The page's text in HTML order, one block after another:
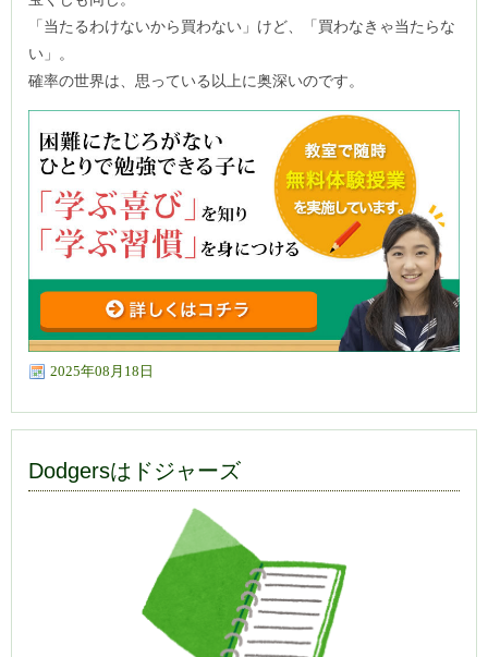
「当たるわけないから買わない」けど、「買わなきゃ当たらな
い」。
確率の世界は、思っている以上に奥深いのです。
2025年08月18日
Dodgersはドジャーズ